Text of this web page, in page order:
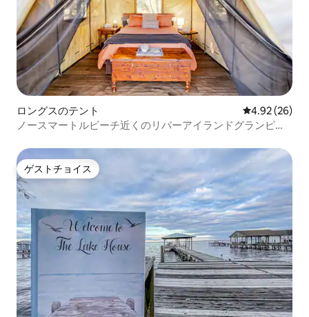
ロングスのテント レビュー26
4.92 (26)
ノースマートルビーチ近くのリバーアイランドグランピン
ゲストチョイス
ゲストチョイス